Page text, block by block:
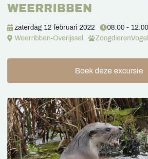
WEERRIBBEN
zaterdag 12 februari 2022
08:00 - 12:00
Weerribben-Overijssel Zoogdieren
Boek deze excursie